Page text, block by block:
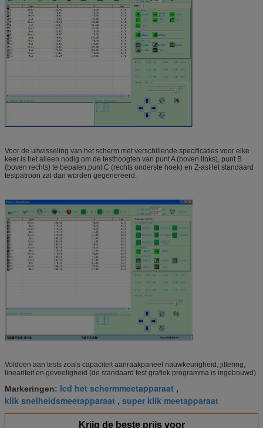
Voor de uitwisseling van het scherm met verschillende specificaties voor elke
keer is het alleen nodig om de testhoogten van punt A (boven links), punt B
(boven rechts) te bepalen,punt C (rechts onderste hoek) en Z-asHet standaard
testpatroon zal dan worden gegenereerd.
Voldoen aan tests zoals capaciteit aanraakpaneel nauwkeurigheid, jittering,
lineariteit en gevoeligheid (de standaard test grafiek programma is ingebouwd)
Markeringen: lcd het schermmeetapparaat ,
klik snelheidsmeetapparaat , super klik meetapparaat
Krijg de beste prijs voor